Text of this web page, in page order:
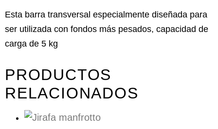
Esta barra transversal especialmente diseñada para
ser utilizada con fondos más pesados, capacidad de
carga de 5 kg
PRODUCTOS
RELACIONADOS